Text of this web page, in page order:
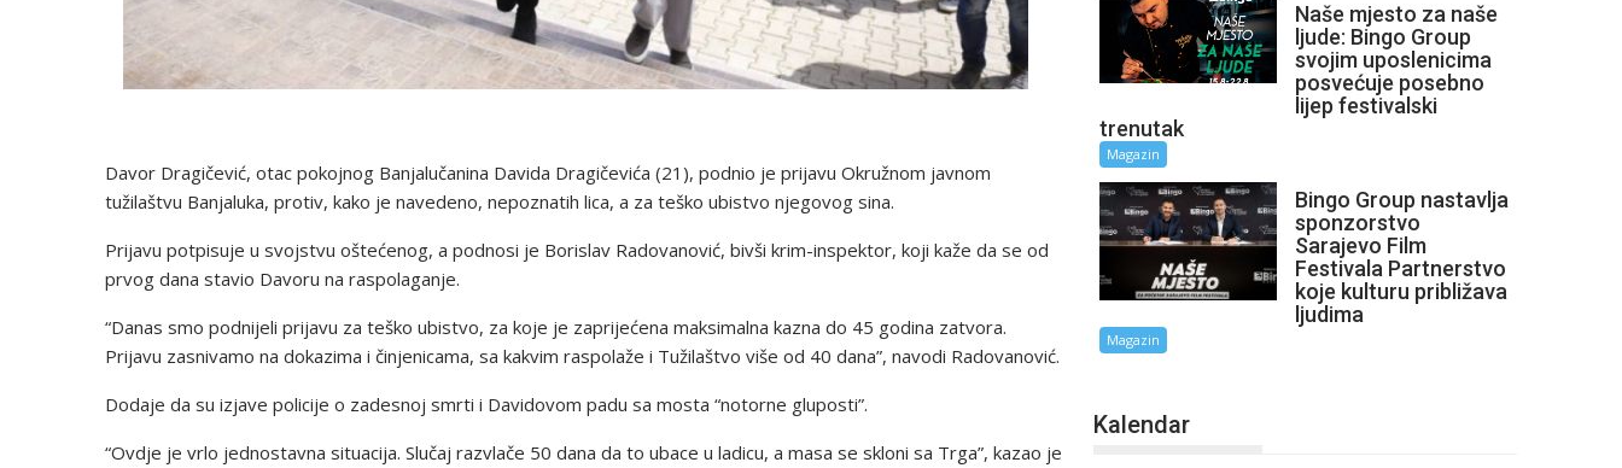
Davor Dragičević, otac pokojnog Banjalučanina Davida Dragičevića (21), podnio je prijavu Okružnom javnom
tužilaštvu Banjaluka, protiv, kako je navedeno, nepoznatih lica, a za teško ubistvo njegovog sina.
Prijavu potpisuje u svojstvu oštećenog, a podnosi je Borislav Radovanović, bivši krim-inspektor, koji kaže da se od
prvog dana stavio Davoru na raspolaganje.
“Danas smo podnijeli prijavu za teško ubistvo, za koje je zaprijećena maksimalna kazna do 45 godina zatvora.
Prijavu zasnivamo na dokazima i činjenicama, sa kakvim raspolaže i Tužilaštvo više od 40 dana”, navodi Radovanović.
Dodaje da su izjave policije o zadesnoj smrti i Davidovom padu sa mosta “notorne gluposti”.
“Ovdje je vrlo jednostavna situacija. Slučaj razvlače 50 dana da to ubace u ladicu, a masa se skloni sa Trga”, kazao je
Naše mjesto za naše
ljude: Bingo Group
svojim uposlenicima
posvećuje posebno
lijep festivalski
trenutak
Magazin
Bingo Group nastavlja
sponzorstvo
Sarajevo Film
Festivala Partnerstvo
koje kulturu približava
ljudima
Magazin
Kalendar